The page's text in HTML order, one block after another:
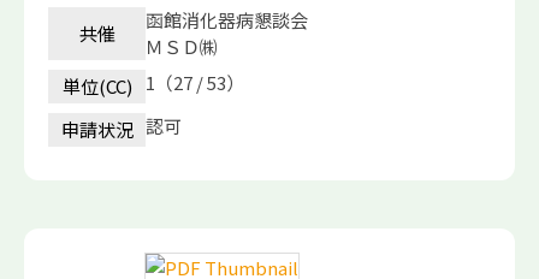
共催
函館消化器病懇談会
ＭＳＤ㈱
単位(CC)
1（27 / 53）
申請状況 認可